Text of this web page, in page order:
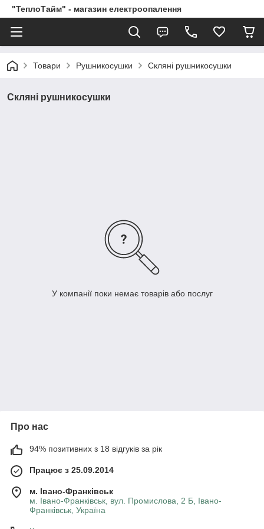
"ТеплоТайм" - магазин електроопалення
Товари Рушникосушки Скляні рушникосушки
Скляні рушникосушки
У компанії поки немає товарів або послуг
Про нас
94% позитивних з 18 відгуків за рік
Працює з 25.09.2014
м. Івано-Франківськ
м. Івано-Франківськ, вул. Промислова, 2 Б, Івано-
Франківськ, Україна